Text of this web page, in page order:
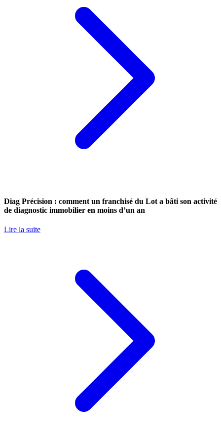
Diag Précision : comment un franchisé du Lot a bâti son activité
de diagnostic immobilier en moins d’un an
Lire la suite